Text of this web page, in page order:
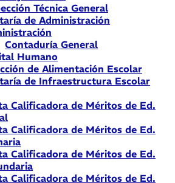
Técnica General
de Administración
Contaduría General
Humano
de Alimentación Escolar
de Infraestructura Escolar
Calificadora de Méritos de Ed.
Calificadora de Méritos de Ed.
Calificadora de Méritos de Ed.
Calificadora de Méritos de Ed.